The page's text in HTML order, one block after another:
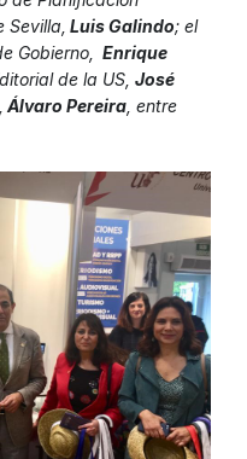
Luis Galindo; el
Gobierno,
Enrique
de la US, José
Álvaro Pereira , entre